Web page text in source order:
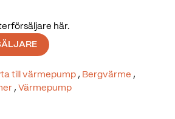
här.
till värmepump , Bergvärme ,
, Värmepump